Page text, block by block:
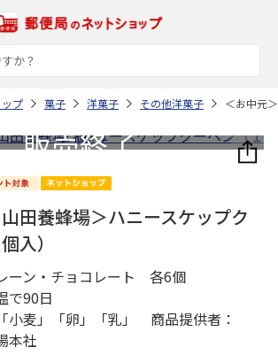
プ 菓子 洋菓子 その他洋菓子 ＜お中元
田養蜂場＞ハニースケップク
入）
ーン・チョコレート 各6個
で90日
小麦」「卵」「乳」 商品提供者：
本社